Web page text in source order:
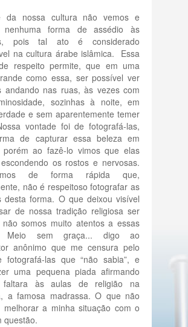
da nossa cultura não vemos e
nenhuma forma de assédio às
pois tal ato é considerado
na cultura árabe islâmica. Essa
respeito permite, que em uma
como essa, ser possível ver
andando nas ruas, às vezes com
sozinhas à noite, em
e sem aparentemente temer
vontade foi de fotografá-las,
de capturar essa beleza em
porém ao fazê-lo vimos que elas
os rostos e nervosas.
de forma rápida que,
não é respeitoso fotografar as
desta forma. O que deixou visível
de nossa tradição religiosa ser
não somos muito atentos a essas
Meio sem graça... digo ao
anônimo que me censura pelo
fotografá-las que “não sabia”, e
uma pequena piada afirmando
às aulas de religião na
a famosa madrassa. O que não
melhorar a minha situação com o
questão.